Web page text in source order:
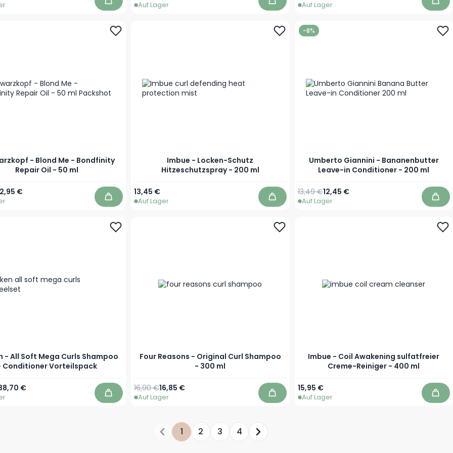
In den Warenkorb
Auf Lager In den Warenkorb
Auf Lager In
- Blond Me - Bondfinity
Repair Oil - 50 ml
€
Preis
In den Warenkorb
Imbue - Locken-Schutz
Hitzeschutzspray - 200 ml
13,45 €
Auf Lager In den Warenkorb
-8%
Umberto Giannini - Bananenbutter
Leave-in Conditioner - 200 ml
Sonderpreis
12,45 €
Regulärer Preis
13,49 €
Auf Lager In
- All Soft Mega Curls Shampoo
Conditioner Vorteilspack
€
In den Warenkorb
Four Reasons - Original Curl Shampoo
- 300 ml
Sonderpreis
16,85 €
Regulärer Preis
16,90 €
Auf Lager In den Warenkorb
Imbue - Coil Awakening sulfatfreier
Creme-Reiniger - 400 ml
15,95 €
Auf Lager In
Sie lesen gerade die Seite
1 Seite
2 Seite
3 Seite
4 Seite